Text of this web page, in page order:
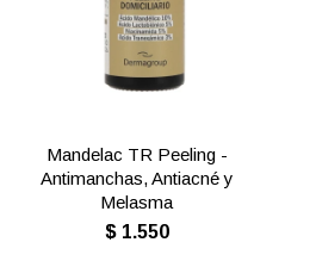
Mandelac TR Peeling -
Antimanchas, Antiacné y
Melasma
$ 1.550